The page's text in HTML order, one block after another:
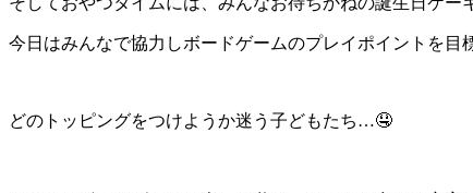
今日はみんなで協力しボードゲームのプレイポイントを
どのトッピングをつけようか迷う子どもたち…🤤